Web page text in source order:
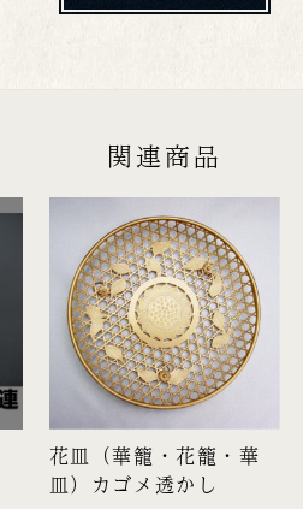
関連商品
花皿（華籠・花籠・華
皿）カゴメ透かし